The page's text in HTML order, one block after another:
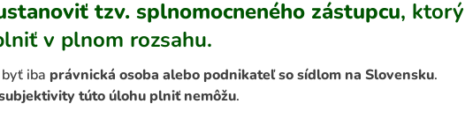
tzv. splnomocneného zástupcu, ktorý
v plnom rozsahu.
iba právnická osoba alebo podnikateľ so sídlom na Slovensku.
túto úlohu plniť nemôžu.